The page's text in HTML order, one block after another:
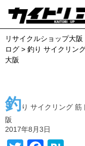
リサイクルショップ大
ログ > 釣り サイクリン
大阪
釣り サイクリング
阪
2017年8月3日